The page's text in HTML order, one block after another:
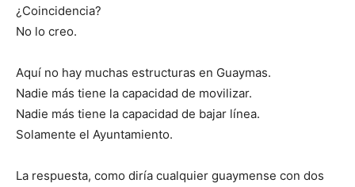
¿Coincidencia?
No lo creo.
Aquí no hay muchas estructuras en Guaymas.
Nadie más tiene la capacidad de movilizar.
Nadie más tiene la capacidad de bajar línea.
Solamente el Ayuntamiento.
La respuesta, como diría cualquier guaymense con dos